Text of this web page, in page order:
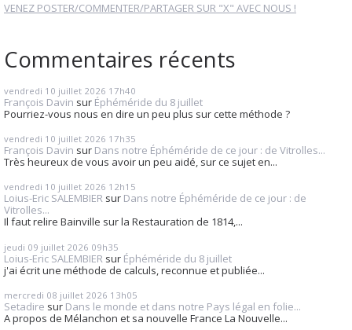
VENEZ POSTER/COMMENTER/PARTAGER SUR "X" AVEC NOUS !
Commentaires récents
vendredi 10 juillet 2026 17h40
François Davin sur Éphéméride du 8 juillet
Pourriez-vous nous en dire un peu plus sur cette méthode ?
vendredi 10 juillet 2026 17h35
François Davin sur Dans notre Éphéméride de ce jour : de Vitrolles...
Très heureux de vous avoir un peu aidé, sur ce sujet en...
vendredi 10 juillet 2026 12h15
Loius-Eric SALEMBIER sur Dans notre Éphéméride de ce jour : de
Vitrolles...
Il faut relire Bainville sur la Restauration de 1814,...
jeudi 09 juillet 2026 09h35
Loius-Eric SALEMBIER sur Éphéméride du 8 juillet
j'ai écrit une méthode de calculs, reconnue et publiée...
mercredi 08 juillet 2026 13h05
Setadire sur Dans le monde et dans notre Pays légal en folie...
A propos de Mélanchon et sa nouvelle France La Nouvelle...